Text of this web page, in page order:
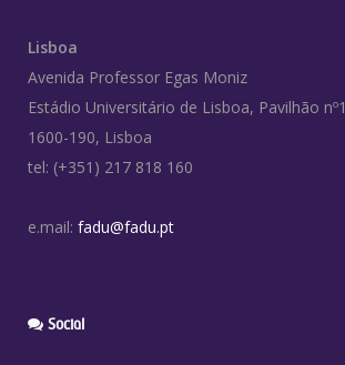
Lisboa
Avenida Professor Egas Moniz
Estádio Universitário de Lisboa, Pavilhão nº1
1600-190, Lisboa
tel: (+351) 217 818 160
e.mail: fadu@fadu.pt
Social